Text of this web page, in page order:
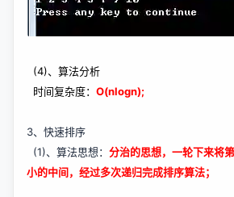
(4)、算法分析
时间复杂度： O(nlogn);
3、快速排序
(1)、算法思想： 分治的思想，一轮下来将
小的中间，经过多次递归完成排序算法；